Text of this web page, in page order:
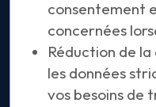
consentement
concernées
Réduction de
les données
vos besoins de